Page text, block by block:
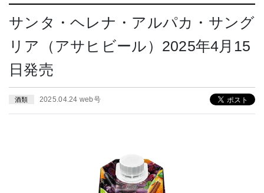
サンタ・ヘレナ・アルパカ・サング
リア（アサヒビール）2025年4月15
日発売
酒類 2025.04.24 web号